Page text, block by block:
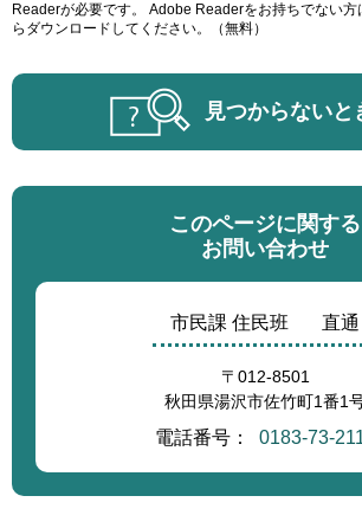
Readerが必要です。
Adobe Readerをお持ちでない方
らダウンロードしてください。（無料）
見つからないと
このページに関する
お問い合わせ
市民課 住民班 直通
〒012-8501
秋田県湯沢市佐竹町1番1
電話番号： 0183-73-